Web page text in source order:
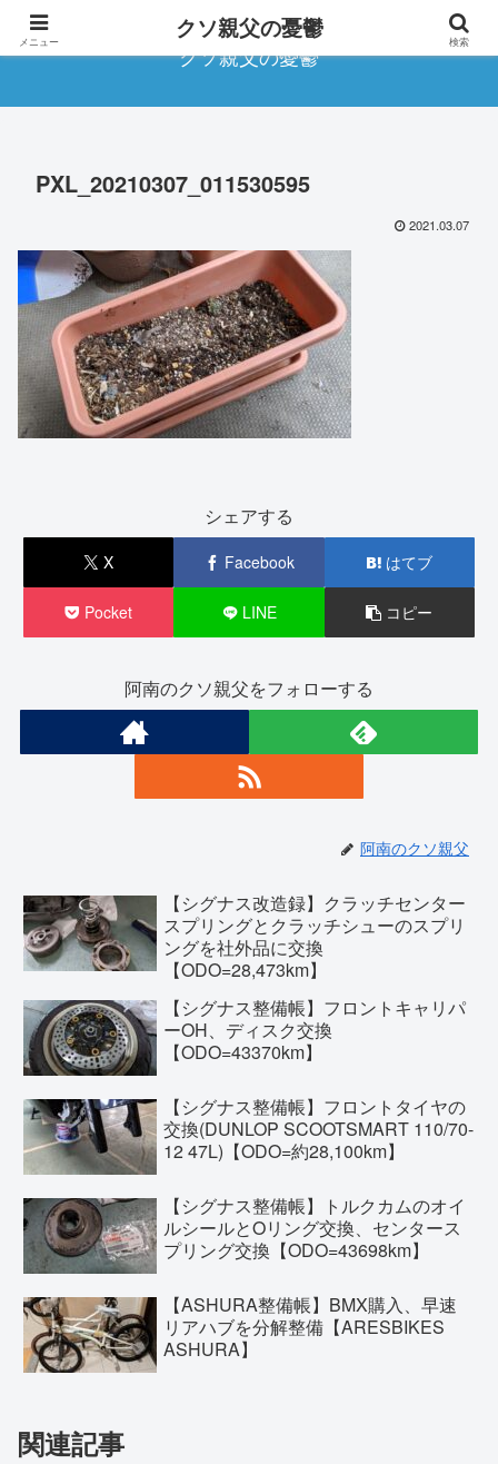
クソ親父の憂鬱
PXL_20210307_011530595
2021.03.07
シェアする
X Facebook はてブ
Pocket LINE コピー
阿南のクソ親父をフォローする
阿南のクソ親父
【シグナス改造録】クラッチセンター
スプリングとクラッチシューのスプリ
ングを社外品に交換
【ODO=28,473km】
【シグナス整備帳】フロントキャリパ
ーOH、ディスク交換
【ODO=43370km】
【シグナス整備帳】フロントタイヤの
交換(DUNLOP SCOOTSMART 110/70-
12 47L)【ODO=約28,100km】
【シグナス整備帳】トルクカムのオイ
ルシールとOリング交換、センタース
プリング交換【ODO=43698km】
【ASHURA整備帳】BMX購入、早速
リアハブを分解整備【ARESBIKES
ASHURA】
関連記事
メニュー クソ親父の憂鬱 検索